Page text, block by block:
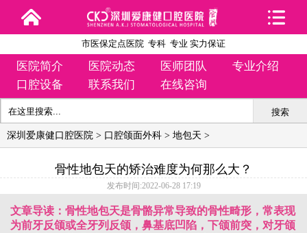
市医保定点医院 专科 专业 实力保证
医院简介 医院动态 医师团队
专业介绍
口腔设备
联系我们 在线咨询
搜索
深圳爱康健口腔医院 > 口腔颌面外科 > 地包天 >
骨性地包天的矫治难度为何那么大？
发布时间:2022-06-28 17:19
文章导读：骨性地包天是骨骼异常导致的骨性畸形，常表现
为前牙反颌或全牙列反颌，鼻基底凹陷，下颌前突，对牙颌